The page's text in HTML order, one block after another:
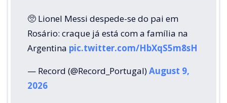
🥺 Lionel Messi despede-se do pai em
Rosário: craque já está com a família na
Argentina pic.twitter.com/HbXqS5m8sH
— Record (@Record_Portugal)August 9,
2026